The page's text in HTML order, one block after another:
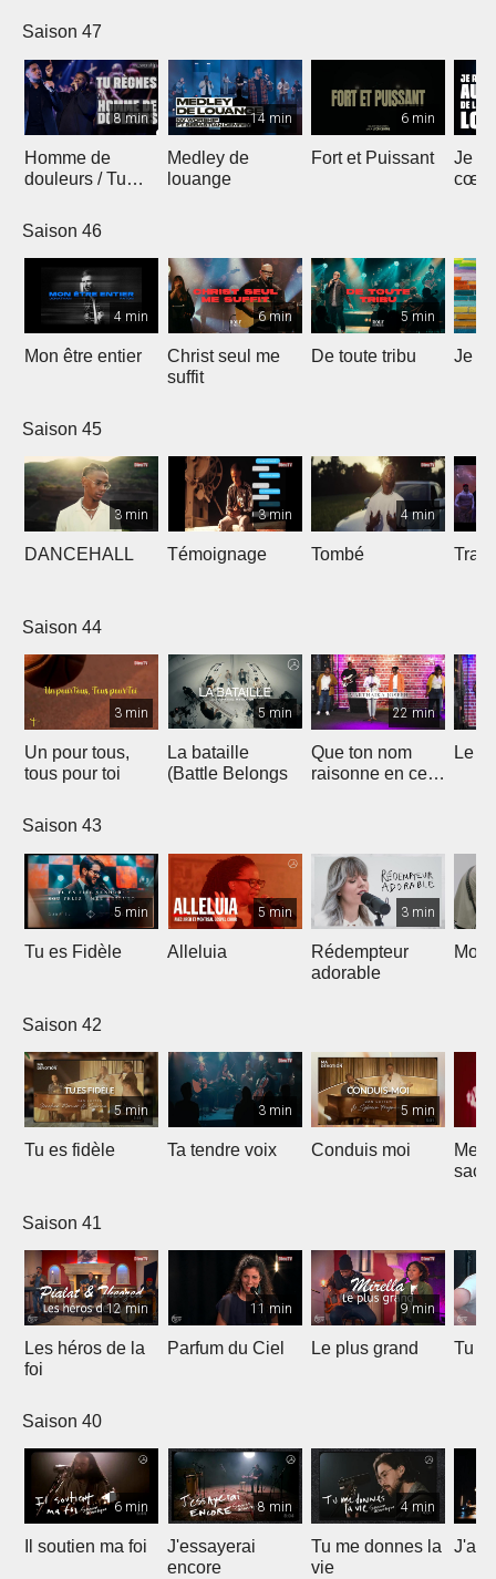
Saison 47
8 min
Homme de
douleurs / Tu
14 min
Medley de
louange
6 min
Fort et Puissant
Je
cœur
Saison 46
4 min
Mon être entier
6 min
Christ seul me
suffit
5 min
De toute tribu Je
Saison 45
3 min
DANCEHALL
3 min
Témoignage
4 min
Tombé
Saison 44
3 min
Un pour tous,
tous pour toi
5 min
La bataille
(Battle Belongs
22 min
Que ton nom
raisonne en ce
Le
Saison 43
5 min
Tu es Fidèle
5 min
Alleluia
3 min
Rédempteur
adorable
Mon
Saison 42
5 min
Tu es fidèle
3 min
Ta tendre voix
5 min
Conduis moi
Saison 41
12 min
Les héros de la
foi
11 min
Parfum du Ciel
9 min
Le plus grand Tu
Saison 40
6 min
Il soutien ma foi
8 min
J'essayerai
encore
4 min
Tu me donnes la
vie
J'ai